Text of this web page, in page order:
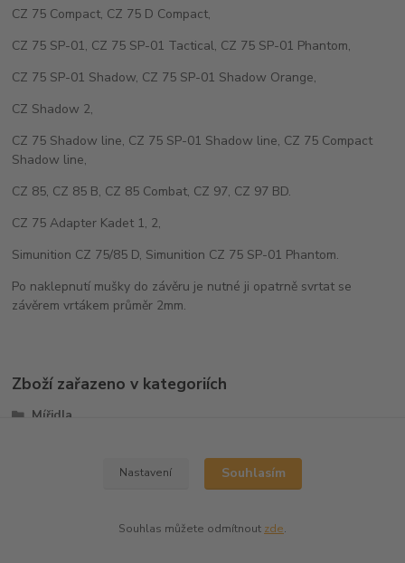
CZ 75 Compact, CZ 75 D Compact,
CZ 75 SP-01, CZ 75 SP-01 Tactical, CZ 75 SP-01 Phantom,
CZ 75 SP-01 Shadow, CZ 75 SP-01 Shadow Orange,
CZ Shadow 2,
CZ 75 Shadow line, CZ 75 SP-01 Shadow line, CZ 75 Compact
Shadow line,
CZ 85, CZ 85 B, CZ 85 Combat, CZ 97, CZ 97 BD.
CZ 75 Adapter Kadet 1, 2,
Simunition CZ 75/85 D, Simunition CZ 75 SP-01 Phantom.
Po naklepnutí mušky do závěru je nutné ji opatrně svrtat se
závěrem vrtákem průměr 2mm.
Zboží zařazeno v kategoriích
Mířidla
Nastavení Souhlasím
Souhlas můžete odmítnout zde.